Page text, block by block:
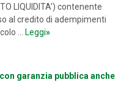
LIQUIDITA') contenente
al credito di adempimenti
...
Leggi»
garanzia pubblica anche